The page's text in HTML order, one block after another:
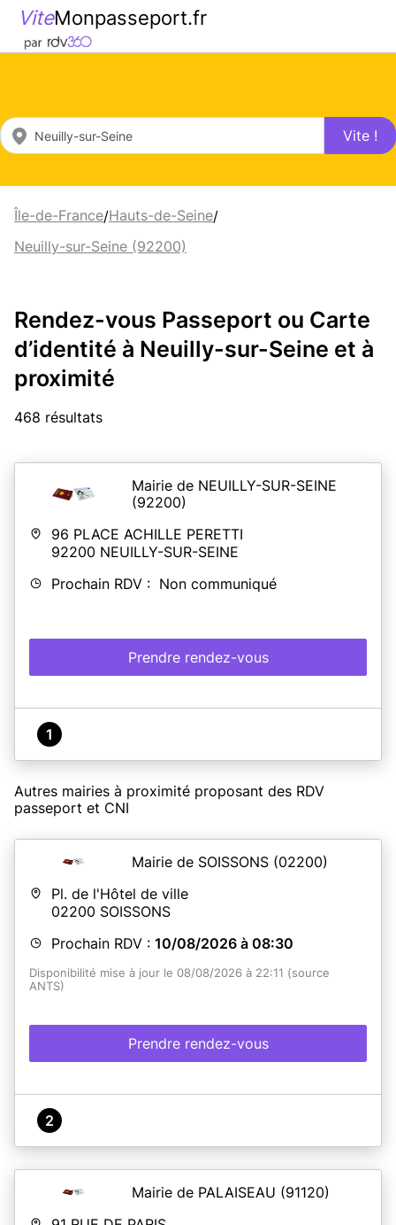
ViteMonpasseport.fr
Vite !
Île-de-France/Hauts-de-Seine/
Neuilly-sur-Seine (92200)
Rendez-vous Passeport ou Carte
d’identité à Neuilly-sur-Seine et à
proximité
468 résultats
Mairie de NEUILLY-SUR-SEINE
(92200)
96 PLACE ACHILLE PERETTI
92200 NEUILLY-SUR-SEINE
Prochain RDV : Non communiqué
Prendre rendez-vous
1
Autres mairies à proximité proposant des RDV
passeport et CNI
Mairie de SOISSONS (02200)
Pl. de l'Hôtel de ville
02200 SOISSONS
Prochain RDV : 10/08/2026 à 08:30
Disponibilité mise à jour le 08/08/2026 à 22:11 (source
ANTS)
Prendre rendez-vous
2
Mairie de PALAISEAU (91120)